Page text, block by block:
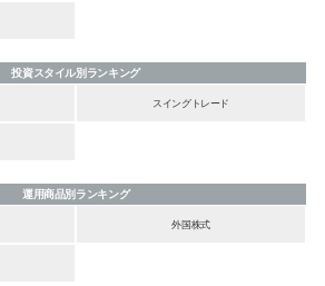
投資スタイル別ランキング
スイングトレード
運用商品別ランキング
外国株式